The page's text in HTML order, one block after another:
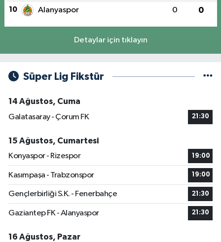
10 Alanyaspor 0 0
Detaylar için tıklayın
Süper Lig Fikstür
14 Ağustos, Cuma
Galatasaray - Çorum FK
21:30
15 Ağustos, Cumartesi
Konyaspor - Rizespor
19:00
Kasımpaşa - Trabzonspor 19:00
Gençlerbirliği S.K. - Fenerbahçe 21:30
Gaziantep FK - Alanyaspor 21:30
16 Ağustos, Pazar